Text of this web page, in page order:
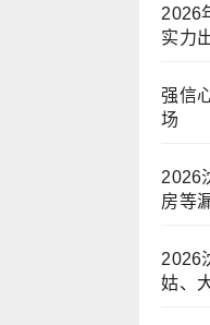
2026
实力
强信
场
2026
房等
2026
姑、